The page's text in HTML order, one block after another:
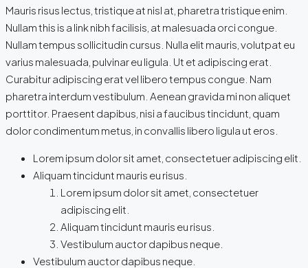
Mauris risus lectus, tristique at nisl at, pharetra tristique enim.
Nullam this is a link nibh facilisis, at malesuada orci congue.
Nullam tempus sollicitudin cursus. Nulla elit mauris, volutpat eu
varius malesuada, pulvinar eu ligula. Ut et adipiscing erat.
Curabitur adipiscing erat vel libero tempus congue. Nam
pharetra interdum vestibulum. Aenean gravida mi non aliquet
porttitor. Praesent dapibus, nisi a faucibus tincidunt, quam
dolor condimentum metus, in convallis libero ligula ut eros.
Lorem ipsum dolor sit amet, consectetuer adipiscing elit.
Aliquam tincidunt mauris eu risus.
Lorem ipsum dolor sit amet, consectetuer
adipiscing elit.
Aliquam tincidunt mauris eu risus.
Vestibulum auctor dapibus neque.
Vestibulum auctor dapibus neque.